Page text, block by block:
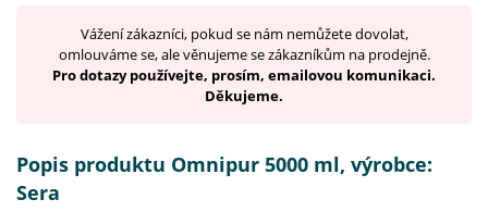
Vážení zákazníci, pokud se nám nemůžete dovolat,
omlouváme se, ale věnujeme se zákazníkům na prodejně.
Pro dotazy používejte, prosím, emailovou komunikaci.
Děkujeme.
Popis produktu Omnipur 5000 ml, výrobce:
Sera